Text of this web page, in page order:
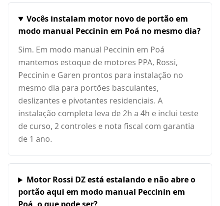
Vocês instalam motor novo de portão em
modo manual Peccinin em Poá no mesmo dia?
Sim. Em modo manual Peccinin em Poá
mantemos estoque de motores PPA, Rossi,
Peccinin e Garen prontos para instalação no
mesmo dia para portões basculantes,
deslizantes e pivotantes residenciais. A
instalação completa leva de 2h a 4h e inclui teste
de curso, 2 controles e nota fiscal com garantia
de 1 ano.
Motor Rossi DZ está estalando e não abre o
portão aqui em modo manual Peccinin em